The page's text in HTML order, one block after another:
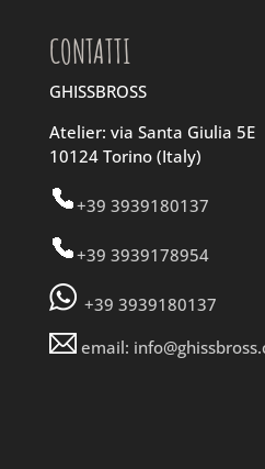
CONTATTI
GHISSBROSS
Atelier: via Santa Giulia 5E
10124 Torino (Italy)
+39 3939180137
+39 3939178954
+39 3939180137
email: